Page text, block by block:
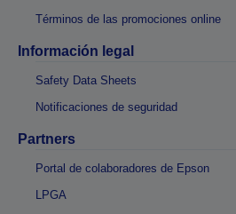
Términos de las promociones online
Información legal
Safety Data Sheets
Notificaciones de seguridad
Partners
Portal de colaboradores de Epson
LPGA